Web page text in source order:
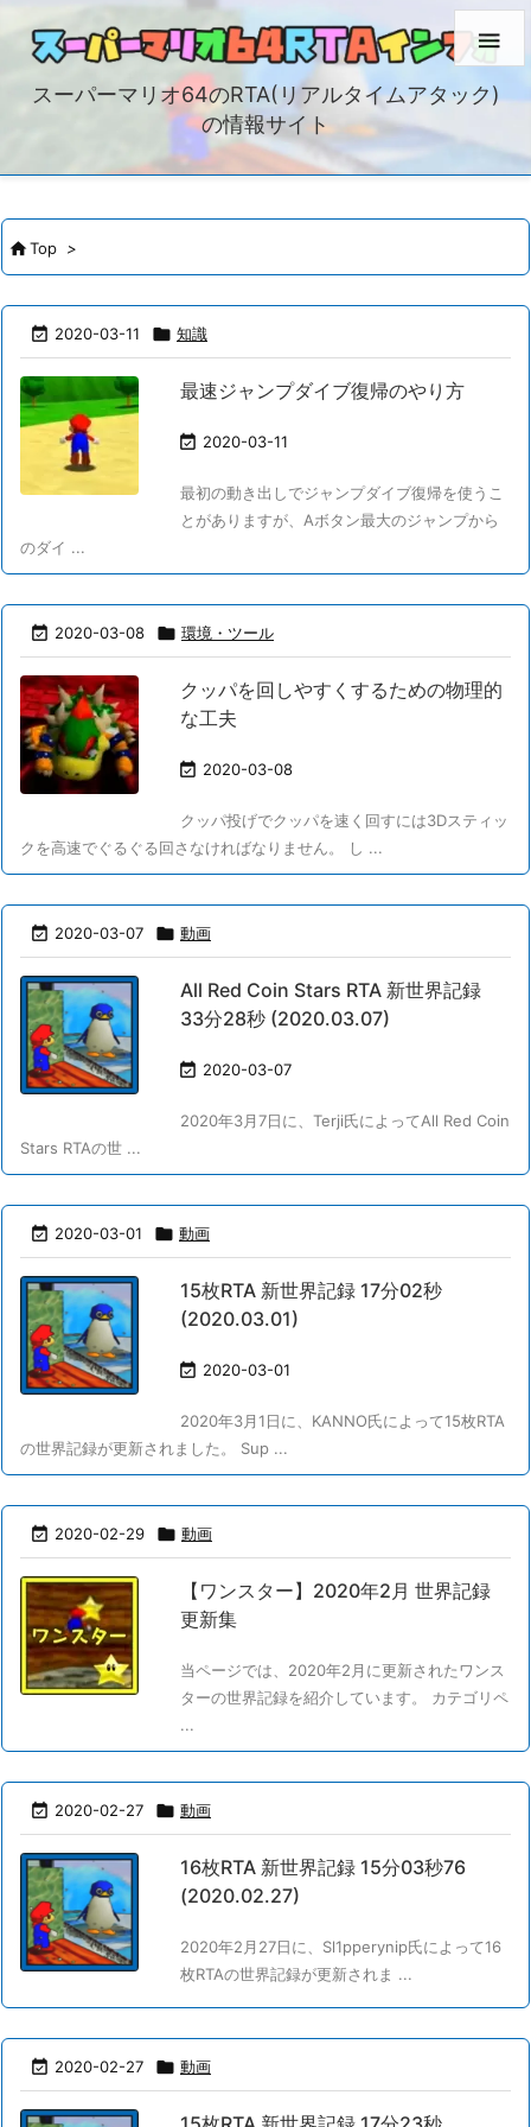
スーパーマリオ64のRTA(リアルタイムアタック)
の情報サイト

Top >
 2020-03-11  知識
最速ジャンプダイブ復帰のやり方
 2020-03-11
最初の動き出しでジャンプダイブ復帰を使うこ
とがありますが、Aボタン最大のジャンプから
のダイ ...
 2020-03-08  環境・ツール
クッパを回しやすくするための物理的
な工夫
 2020-03-08
クッパ投げでクッパを速く回すには3Dスティッ
クを高速でぐるぐる回さなければなりません。 し ...
 2020-03-07  動画
All Red Coin Stars RTA 新世界記録
33分28秒 (2020.03.07)
 2020-03-07
2020年3月7日に、Terji氏によってAll Red Coin
Stars RTAの世 ...
 2020-03-01  動画
15枚RTA 新世界記録 17分02秒
(2020.03.01)
 2020-03-01
2020年3月1日に、KANNO氏によって15枚RTA
の世界記録が更新されました。 Sup ...
 2020-02-29  動画
【ワンスター】2020年2月 世界記録
更新集
当ページでは、2020年2月に更新されたワンス
ターの世界記録を紹介しています。 カテゴリペ
...
 2020-02-27  動画
16枚RTA 新世界記録 15分03秒76
(2020.02.27)
2020年2月27日に、Sl1pperynip氏によって16
枚RTAの世界記録が更新されま ...
 2020-02-27  動画